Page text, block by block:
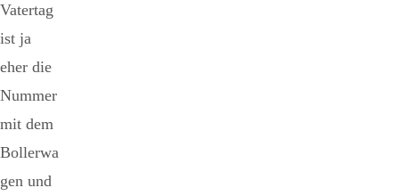
Vatertag
ist ja
eher die
Nummer
mit dem
Bollerwa
gen und